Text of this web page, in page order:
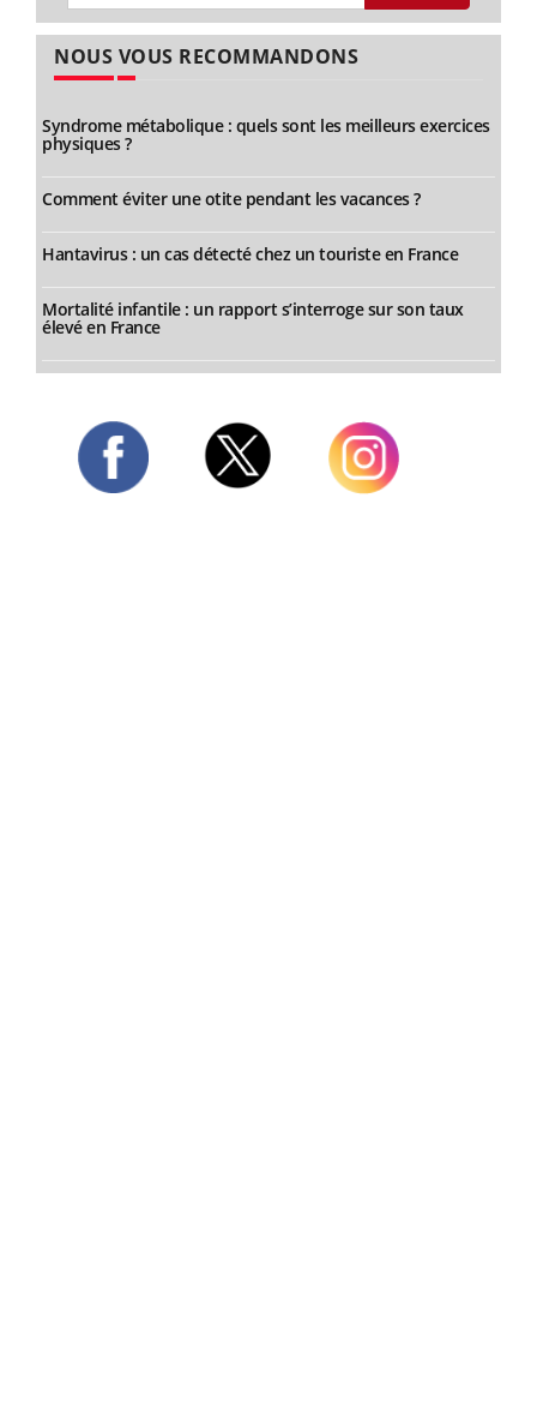
NOUS VOUS RECOMMANDONS
Syndrome métabolique : quels sont les meilleurs exercices
physiques ?
Comment éviter une otite pendant les vacances ?
Hantavirus : un cas détecté chez un touriste en France
Mortalité infantile : un rapport s’interroge sur son taux
élevé en France